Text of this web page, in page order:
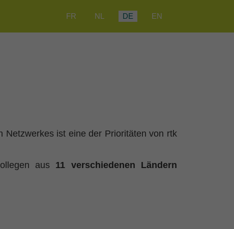
Sprache auswählen
FR NL DE EN
Netzwerkes ist eine der Prioritäten von rtk
aus 11 verschiedenen Ländern